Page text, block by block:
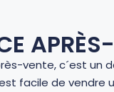
vente, c´est un
facile de vendre